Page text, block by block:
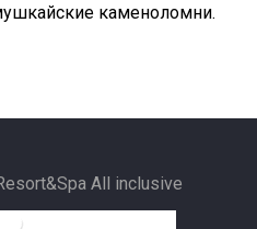
каменоломни.